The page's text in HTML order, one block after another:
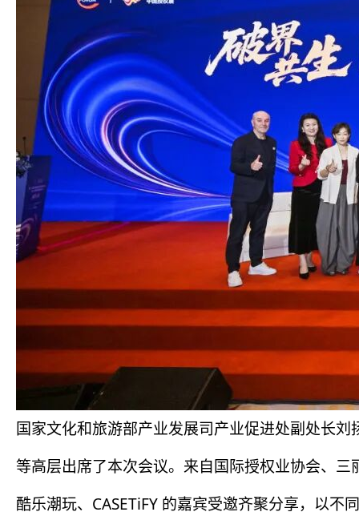
国家文化和旅游部产业发展司产业促进处副处长
等高层出席了本次会议。来自国际授权业协会、
酷乐潮玩、CASETiFY 的嘉宾受邀齐聚分享，以